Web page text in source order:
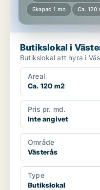
Skapad 1 mo Ca. 120
Butikslokal i
Butikslokal att hyra i
Areal
Ca. 120 m2
Pris pr. md.
Inte angivet
Område
Västerås
Type
Butikslokal